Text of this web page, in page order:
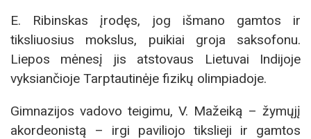
E. Ribinskas įrodęs, jog išmano gamtos ir
tiksliuosius mokslus, puikiai groja saksofonu.
Liepos mėnesį jis atstovaus Lietuvai Indijoje
vyksiančioje Tarptautinėje fizikų olimpiadoje.
Gimnazijos vadovo teigimu, V. Mažeiką – žymųjį
akordeonistą – irgi paviliojo tikslieji ir gamtos